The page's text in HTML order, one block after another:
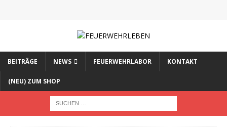
BEITRÄGE NEWS FEUERWEHRLABOR KONTAKT
(NEU) ZUM SHOP